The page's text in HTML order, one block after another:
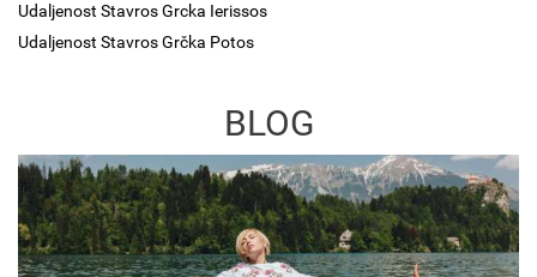
Udaljenost Stavros Grcka Ierissos
Udaljenost Stavros Grčka Potos
BLOG